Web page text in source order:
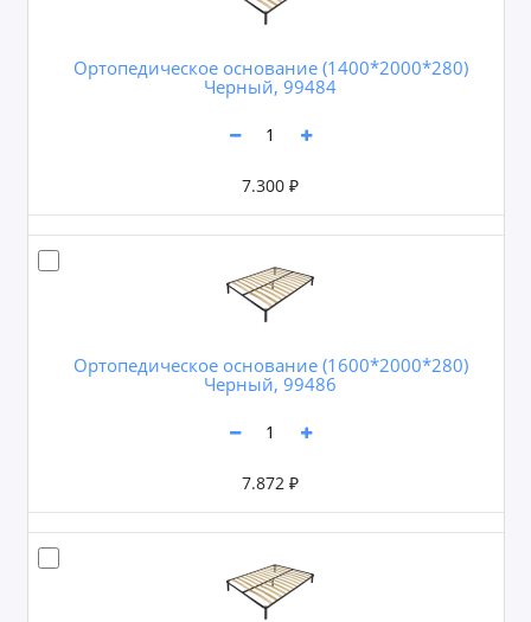
Ортопедическое основание (1400*2000*280)
Черный, 99484
7.300 ₽
Ортопедическое основание (1600*2000*280)
Черный, 99486
7.872 ₽